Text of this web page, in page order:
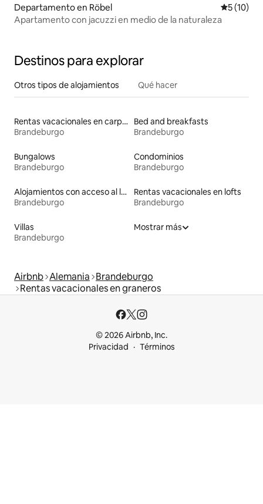
Departamento en Röbel
5 (10)
Apartamento con jacuzzi en medio de la naturaleza
Destinos para explorar
Otros tipos de alojamientos Qué hacer
Rentas vacacionales en carpas
Brandeburgo
Bed and breakfasts
Brandeburgo
Bungalows
Brandeburgo
Condominios
Brandeburgo
Alojamientos con acceso al lago
Brandeburgo
Rentas vacacionales en lofts
Brandeburgo
Villas
Brandeburgo
Mostrar más
Airbnb Alemania Brandeburgo
Rentas vacacionales en graneros
© 2026 Airbnb, Inc.
Privacidad
Términos